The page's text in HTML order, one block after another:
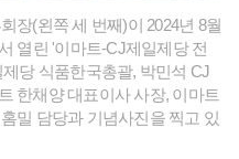
장(왼쪽 세 번째)이 2024년 8월
열린 '이마트-CJ제일제당 전
당 식품한국총괄, 박민석 CJ
한채양 대표이사 사장, 이마트
밀 담당과 기념사진을 찍고 있